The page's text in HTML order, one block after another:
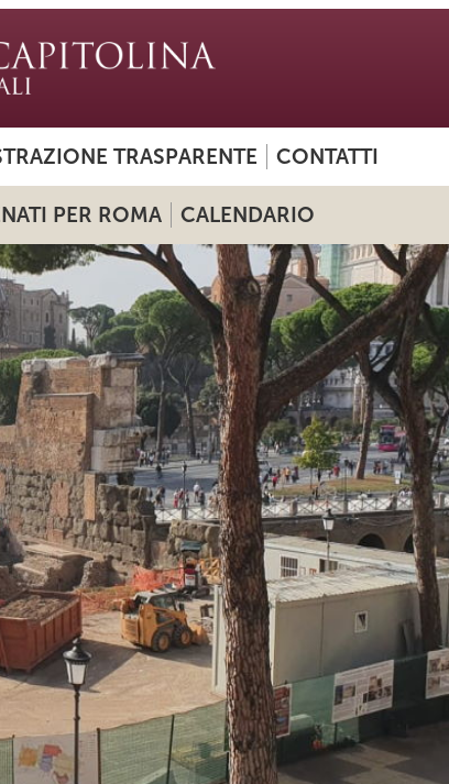
TRASPARENTE CONTATTI
PER ROMA CALENDARIO